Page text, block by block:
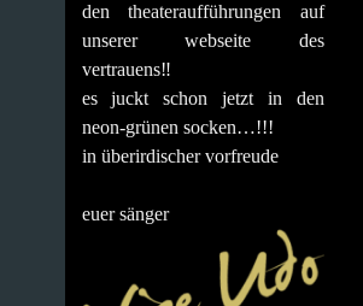
den theateraufführungen auf
unserer webseite des
vertrauens‼️
es juckt schon jetzt in den
neon-grünen socken…!!!
in überirdischer vorfreude
euer sänger